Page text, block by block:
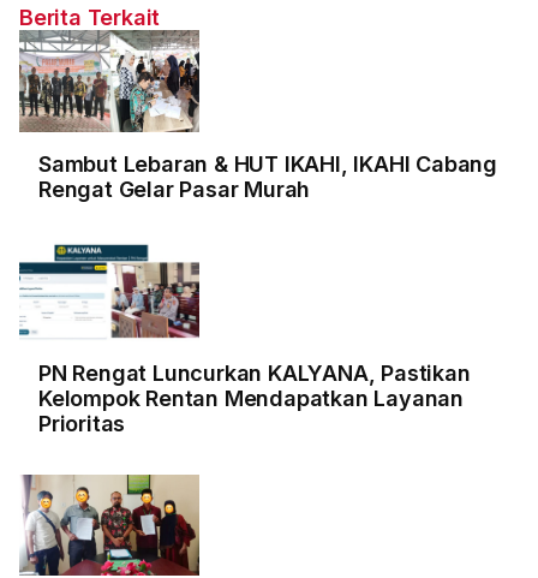
Berita Terkait
Sambut Lebaran & HUT IKAHI, IKAHI Cabang
Rengat Gelar Pasar Murah
PN Rengat Luncurkan KALYANA, Pastikan
Kelompok Rentan Mendapatkan Layanan
Prioritas